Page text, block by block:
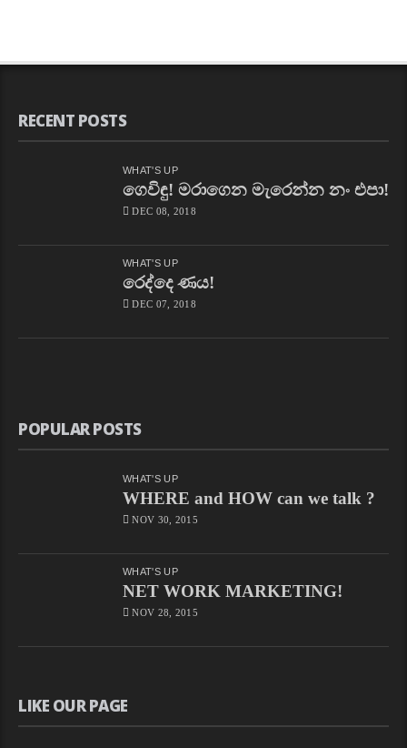
RECENT POSTS
WHAT'S UP
ගෙවිඳු! මරාගෙන මැරෙන්න නං එපා!
DEC 08, 2018
WHAT'S UP
රෙද්දෙ ණය!
DEC 07, 2018
POPULAR POSTS
WHAT'S UP
WHERE and HOW can we talk ?
NOV 30, 2015
WHAT'S UP
NET WORK MARKETING!
NOV 28, 2015
LIKE OUR PAGE